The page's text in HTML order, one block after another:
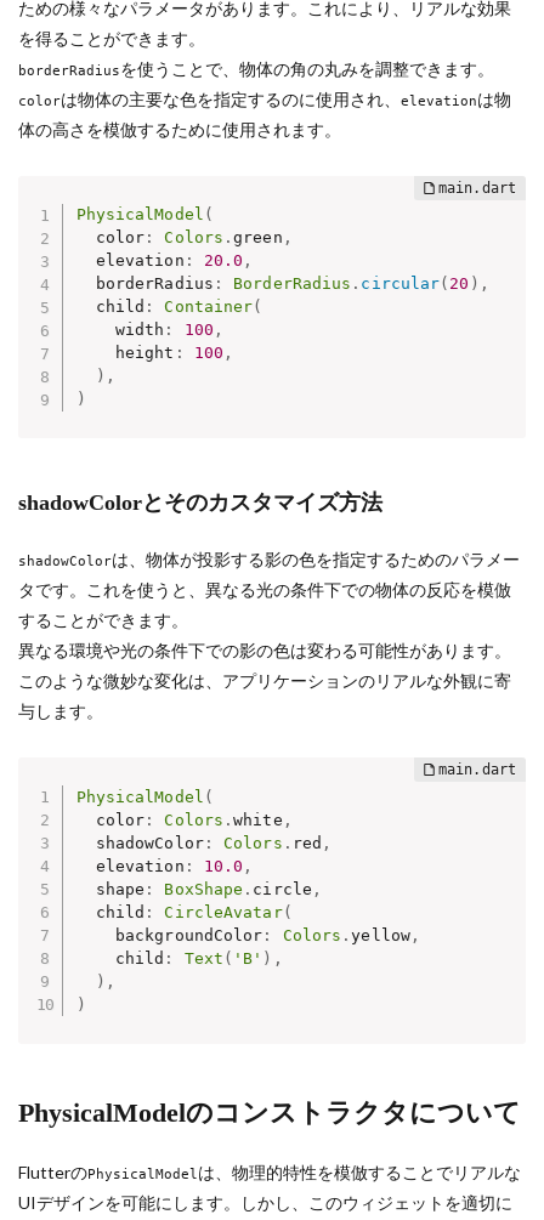
ための様々なパラメータがあります。これにより、リアルな効果
を得ることができます。
borderRadiusを使うことで、物体の角の丸みを調整できます。
colorは物体の主要な色を指定するのに使用され、 elevationは物
体の高さを模倣するために使用されます。
PhysicalModel (
  color
: Colors .green ,
  elevation
: 20.0 ,
  borderRadius
: BorderRadius . circular( 20 ) ,
  child
: Container(
    width
: 100 ,
    height
: 100 ,
) ,
)
shadowColorとそのカスタマイズ方法
shadowColorは、物体が投影する影の色を指定するためのパラメー
タです。これを使うと、異なる光の条件下での物体の反応を模倣
することができます。
異なる環境や光の条件下での影の色は変わる可能性があります。
このような微妙な変化は、アプリケーションのリアルな外観に寄
与します。
PhysicalModel (
  color
: Colors .white ,
  shadowColor
: Colors . red ,
  elevation
: 10.0 ,
  shape
: BoxShape . circle ,
  child
: CircleAvatar(
    backgroundColor
: Colors .yellow,
    child
: Text ( 'B' ) ,
) ,
)
PhysicalModelのコンストラクタについて
FlutterのPhysicalModel は、物理的特性を模倣することでリアルな
UIデザインを可能にします。しかし、このウィジェットを適切に